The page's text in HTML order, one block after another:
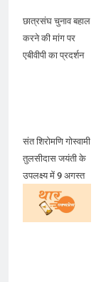
छात्रसंघ चुनाव बहाल
करने की मांग पर
एबीवीपी का प्रदर्शन
संत शिरोमणि गोस्वामी
तुलसीदास जयंती के
उपलक्ष्य में 9 अगस्त
को रतनबिहारी पार्क में
मंगल मिलन समारोह